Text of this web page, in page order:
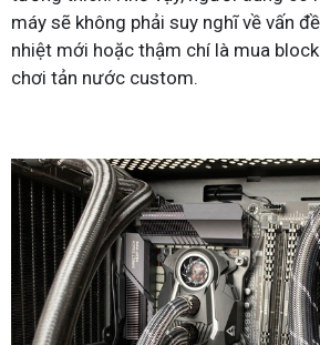
máy sẽ không phải suy nghĩ về vấn
nhiệt mới hoặc thậm chí là mua
chơi tản nước custom.